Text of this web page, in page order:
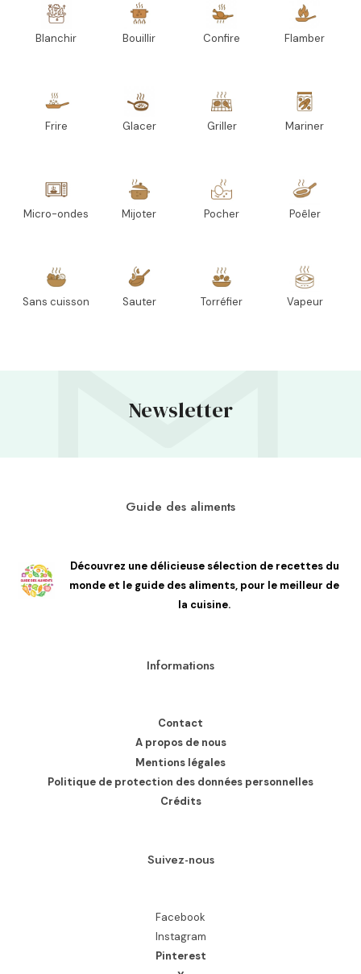
Blanchir Bouillir Confire Flamber
Frire Glacer Griller Mariner
Micro-ondes Mijoter Pocher Poêler
Sans cuisson Sauter Torréfier Vapeur
Newsletter
Guide des aliments
Découvrez une délicieuse sélection de recettes du
monde et le guide des aliments, pour le meilleur de
la cuisine.
Informations
Contact
A propos de nous
Mentions légales
Politique de protection des données personnelles
Crédits
Suivez-nous
Facebook
Instagram
Pinterest